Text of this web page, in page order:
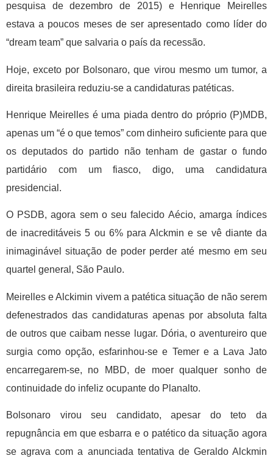
pesquisa de dezembro de 2015) e Henrique Meirelles
estava a poucos meses de ser apresentado como líder do
“dream team” que salvaria o país da recessão.
Hoje, exceto por Bolsonaro, que virou mesmo um tumor, a
direita brasileira reduziu-se a candidaturas patéticas.
Henrique Meirelles é uma piada dentro do próprio (P)MDB,
apenas um “é o que temos” com dinheiro suficiente para que
os deputados do partido não tenham de gastar o fundo
partidário com um fiasco, digo, uma candidatura
presidencial.
O PSDB, agora sem o seu falecido Aécio, amarga índices
de inacreditáveis 5 ou 6% para Alckmin e se vê diante da
inimaginável situação de poder perder até mesmo em seu
quartel general, São Paulo.
Meirelles e Alckimin vivem a patética situação de não serem
defenestrados das candidaturas apenas por absoluta falta
de outros que caibam nesse lugar. Dória, o aventureiro que
surgia como opção, esfarinhou-se e Temer e a Lava Jato
encarregarem-se, no MBD, de moer qualquer sonho de
continuidade do infeliz ocupante do Planalto.
Bolsonaro virou seu candidato, apesar do teto da
repugnância em que esbarra e o patético da situação agora
se agrava com a anunciada tentativa de Geraldo Alckmin